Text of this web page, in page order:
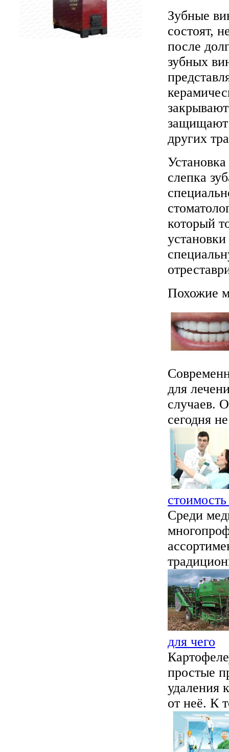
Зубные
состоят,
после
зубных
защищают
других
слепка
который
Похожие
для
случаев.
сегодня
Среди
для чего
простые
удаления
от неё. К